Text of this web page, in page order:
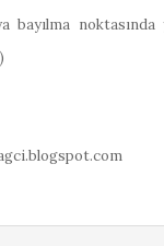
bayılma noktasında